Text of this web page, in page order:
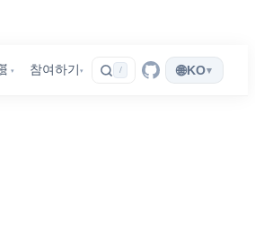
▾ 참여하기 ▾ / 🌐KO▾